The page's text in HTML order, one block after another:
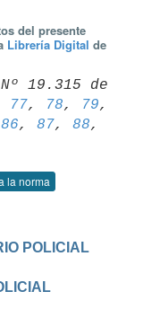
del presente
Librería Digital de
19.315 de
77, 78, 79
86, 87, 88
la norma
POLICIAL